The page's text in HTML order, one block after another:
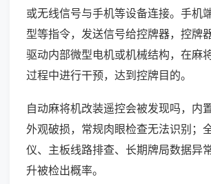
或无线信号与手机等设备连接。手机
型等指令，发送信号给控牌器，控牌
驱动内部微型电机或机械结构，在麻
过程中进行干预，达到控牌目的。
自动麻将机改装遥控会被发现吗，内
外观破损，常规肉眼检查无法识别；
仪、主板线路排查、长期牌局数据异
升被检出概率。